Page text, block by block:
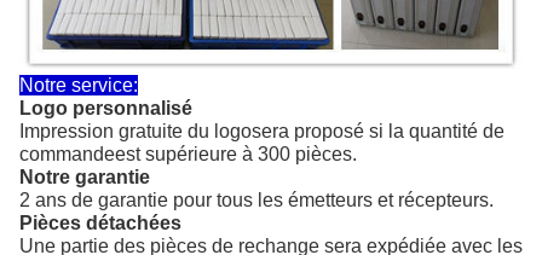
Notre service:
Logo personnalisé
Impression gratuite du logosera proposé si la quantité de
commandeest supérieure à 300 pièces.
Notre garantie
2 ans de garantie pour tous les émetteurs et récepteurs.
Pièces détachées
Une partie des pièces de rechange sera expédiée avec les